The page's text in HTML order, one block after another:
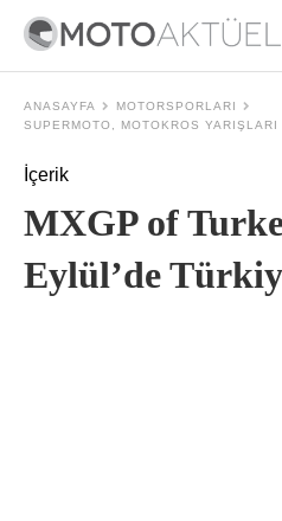
ANASAYFA
MOTORSPORLARI
SUPERMOTO, MOTOKROS YARIŞLARI
İçerik
MXGP of
Eylül’de